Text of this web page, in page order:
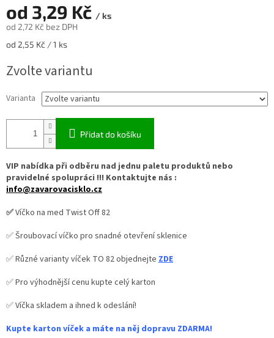
od 3,29 Kč / ks
od 2,72 Kč bez DPH
Měrná
od 2,55 Kč / 1 ks
Zvolte variantu
Varianta
Přidat do košíku
VIP nabídka při odběru nad jednu paletu produktů nebo
pravidelné spolupráci !!! Kontaktujte nás :
info@zavarovacisklo.cz
✅Víčko na med Twist Off 82
✅ Šroubovací víčko pro snadné otevření sklenice
✅ Různé varianty víček TO 82 objednejte ZDE
✅ Pro výhodnější cenu kupte celý karton
✅ Víčka skladem a ihned k odeslání!
Kupte karton víček a máte na něj dopravu ZDARMA!